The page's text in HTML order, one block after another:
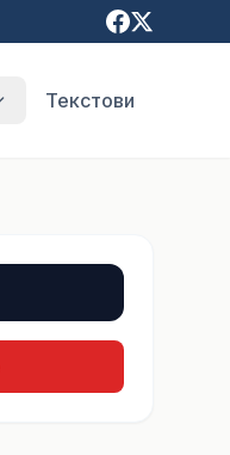
Текстови